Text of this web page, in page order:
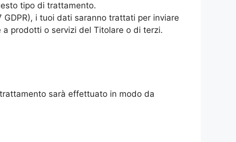
tipo di trattamento.
i tuoi dati saranno trattati per inviare
prodotti o servizi del Titolare o di terzi.
sarà effettuato in modo da